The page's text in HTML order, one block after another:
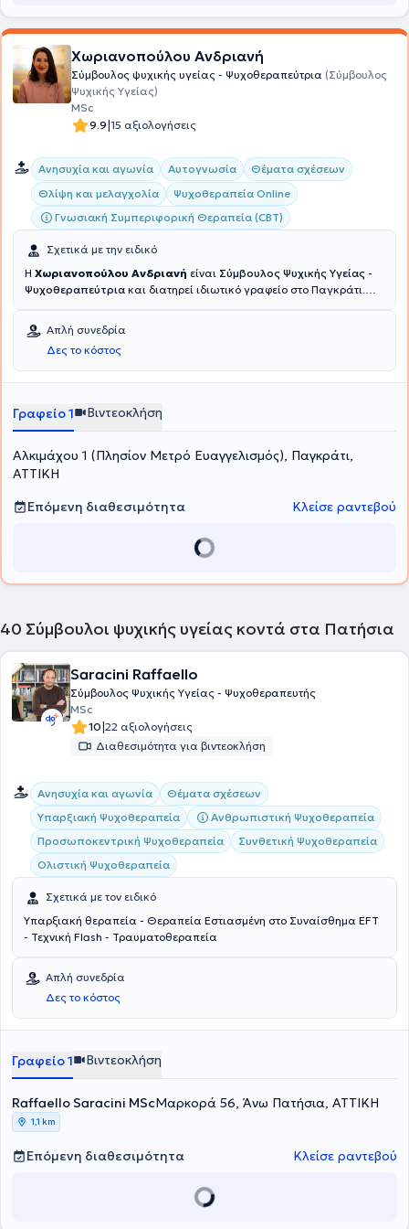
Χωριανοπούλου Ανδριανή
Σύμβουλος ψυχικής υγείας - Ψυχοθεραπεύτρια (Σύμβουλος
Ψυχικής Υγείας)
MSc
9.9|15 αξιολογήσεις
Ανησυχία και αγωνία Αυτογνωσία
Θέματα σχέσεων
Θλίψη και μελαγχολία
Ψυχοθεραπεία Online
Γνωσιακή Συμπεριφορική Θεραπεία (CBT)
Σχετικά με την ειδικό
Η Χωριανοπούλου Ανδριανή είναι Σύμβουλος Ψυχικής Υγείας -
Ψυχοθεραπεύτρια και διατηρεί ιδιωτικό γραφείο στο Παγκράτι.
κατέχει μεταπτυχιακό τίτλο στην Συμβουλευτική και την
Ψυχοθεραπεία από το University of East London. Επιπλέον,
ειδικεύτηκε στη Γνωσιακή Ψυχοθεραπεία στο Ερευνητικό
Πανεπιστημιακό Ινστιτούτο Ψυχικής Υγείας, Νευροεπιστημών και
Ψυχιατρική Κλινική του Εθνικού και Καποδιστριακού
Πανεπιστημίου Αθηνών. Τέλος, έχει εργαστεί εθελοντικά ως
Αλληλεγγύης του Δήμου Βριλησσίων και στον Σύλλογο Γονεϊκής
Ισότητας για το Παιδί.Τέλος, στα πλαίσια της συνεχούς
προγραμμάτων, ημερίδων και σεμιναρίων και είναι μέλος της
Association for Behavioural and Cognitive Therapies.
Απλή συνεδρία
Δες το κόστος
Γραφείο 1 Βιντεοκλήση
Αλκιμάχου 1 (Πλησίον Μετρό Ευαγγελισμός), Παγκράτι,
ΑΤΤΙΚΗ
Επόμενη διαθεσιμότητα
Κλείσε ραντεβού
40 Σύμβουλοι ψυχικής υγείας κοντά στα Πατήσια
Saracini Raffaello
Σύμβουλος Ψυχικής Υγείας - Ψυχοθεραπευτής
MSc
10|22 αξιολογήσεις
Διαθεσιμότητα για βιντεοκλήση
Ανησυχία και αγωνία
Θέματα σχέσεων
Υπαρξιακή Ψυχοθεραπεία
Ανθρωπιστική Ψυχοθεραπεία
Προσωποκεντρική Ψυχοθεραπεία
Συνθετική Ψυχοθεραπεία
Ολιστική Ψυχοθεραπεία
Σχετικά με τον ειδικό
Υπαρξιακή θεραπεία - Θεραπεία Εστιασμένη στο Συναίσθημα EFT
- Τεχνική Flash - Τραυματοθεραπεία
Απλή συνεδρία
Δες το κόστος
Γραφείο 1 Βιντεοκλήση
Raffaello Saracini MScΜαρκορά 56, Άνω Πατήσια, ΑΤΤΙΚΗ
1,1 km
Επόμενη διαθεσιμότητα Κλείσε ραντεβού